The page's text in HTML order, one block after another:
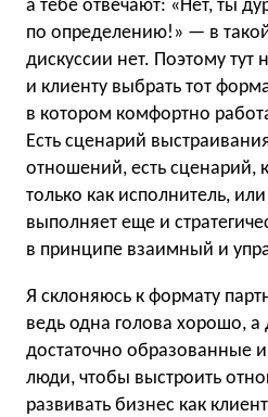
а тебе отвечают: «Нет, ты
по определению!» — в
дискуссии нет. Поэтому тут
и клиенту выбрать тот
в котором комфортно
Есть сценарий
отношений, есть сценарий,
только как исполнитель, или
выполняет еще и
в принципе взаимный и
Я склоняюсь к формату
ведь одна голова хорошо,
достаточно образованные
люди, чтобы выстроить
развивать бизнес как